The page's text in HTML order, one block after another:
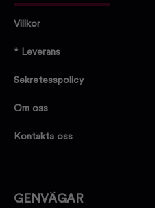
Villkor
* Leverans
Sekretesspolicy
Om oss
Kontakta oss
GENVÄGAR